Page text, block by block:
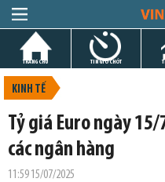
TRANG CHỦ TIN GIỜ CHÓT
KINH TẾ
Tỷ giá Euro ngày
các ngân hàng
11:59 15/07/2025